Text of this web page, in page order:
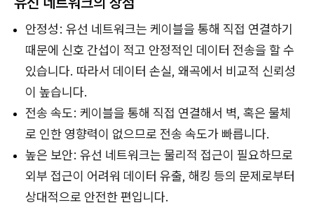
안정성: 유선 네트워크는 케이블을 통해 직접 연결하기
때문에 신호 간섭이 적고 안정적인 데이터 전송을 할 수
있습니다. 따라서 데이터 손실, 왜곡에서 비교적 신뢰성
이 높습니다.
전송 속도: 케이블을 통해 직접 연결해서 벽, 혹은 물체
로 인한 영향력이 없으므로 전송 속도가 빠릅니다.
높은 보안: 유선 네트워크는 물리적 접근이 필요하므로
외부 접근이 어려워 데이터 유출, 해킹 등의 문제로부터
상대적으로 안전한 편입니다.